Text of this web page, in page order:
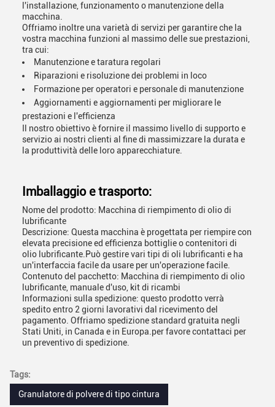
l'installazione, funzionamento o manutenzione della
macchina.
Offriamo inoltre una varietà di servizi per garantire che la
vostra macchina funzioni al massimo delle sue prestazioni,
tra cui:
Manutenzione e taratura regolari
Riparazioni e risoluzione dei problemi in loco
Formazione per operatori e personale di manutenzione
Aggiornamenti e aggiornamenti per migliorare le
prestazioni e l'efficienza
Il nostro obiettivo è fornire il massimo livello di supporto e
servizio ai nostri clienti al fine di massimizzare la durata e
la produttività delle loro apparecchiature.
Imballaggio e trasporto:
Nome del prodotto: Macchina di riempimento di olio di
lubrificante
Descrizione: Questa macchina è progettata per riempire con
elevata precisione ed efficienza bottiglie o contenitori di
olio lubrificante.Può gestire vari tipi di oli lubrificanti e ha
un'interfaccia facile da usare per un'operazione facile.
Contenuto del pacchetto: Macchina di riempimento di olio
lubrificante, manuale d'uso, kit di ricambi
Informazioni sulla spedizione: questo prodotto verrà
spedito entro 2 giorni lavorativi dal ricevimento del
pagamento. Offriamo spedizione standard gratuita negli
Stati Uniti, in Canada e in Europa.per favore contattaci per
un preventivo di spedizione.
Tags:
Granulatore di polvere di tipo cintura